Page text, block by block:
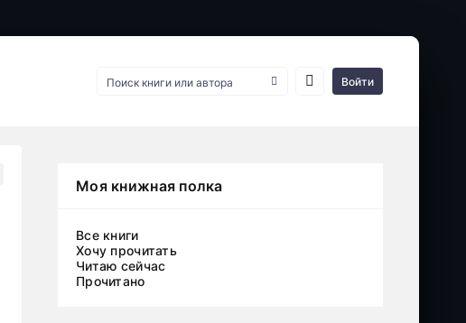
Войти
Моя книжная полка
Все книги
Хочу прочитать
Читаю сейчас
Прочитано